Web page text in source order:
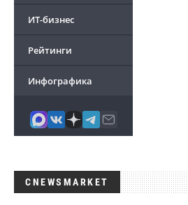
ИТ-бизнес
Рейтинги
Инфографика
CNEWSMARKET